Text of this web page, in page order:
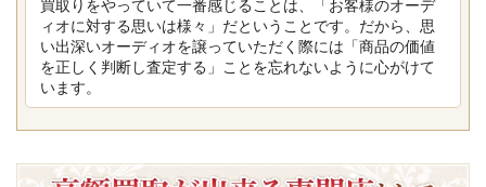
買取りをやっていて一番感じることは、「お客様のオーデ
ィオに対する思いは様々」だということです。だから、思
い出深いオーディオを譲っていただく際には「商品の価値
を正しく判断し査定する」ことを忘れないように心がけて
います。